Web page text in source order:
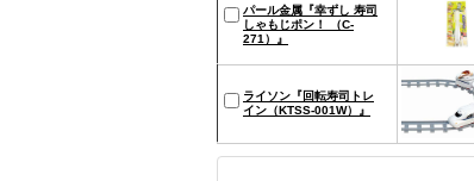
パール金属『幸ずし 寿司
しゃもじポン！ （C-
271）』
ライソン『回転寿司トレ
イン（KTSS-001W）』